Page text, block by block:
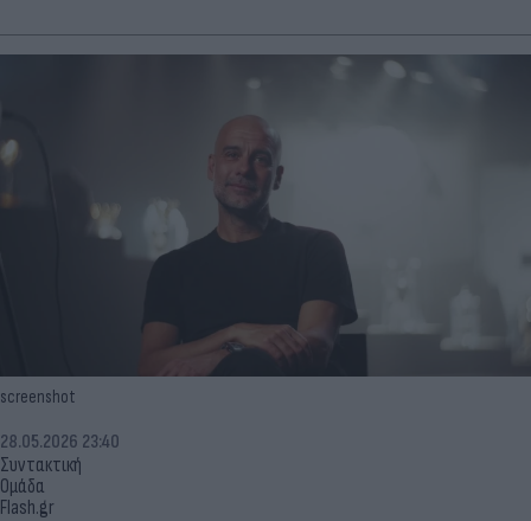
screenshot
Συντακτική
Ομάδα
Flash.gr
28.05.2026 23:40